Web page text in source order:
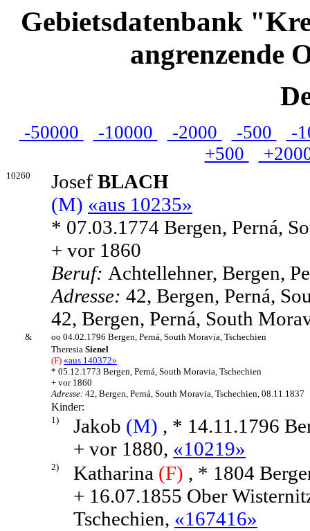
Gebietsdatenbank
angrenzende
-50000 -10000 -2000 -500
-
+500
10260 Josef BLACH
(M) «aus 10235»
* 07.03.1774 Bergen, Perná,
+ vor 1860
Beruf: Achtellehner, Bergen,
Adresse: 42, Bergen, Perná,
42, Bergen, Perná, South
&
oo 04.02.1796 Bergen, Perná, South Moravia, Tschechien
Theresia Sienel
(F) «aus 140372»
* 05.12.1773 Bergen, Perná, South Moravia, Tschechien
+ vor 1860
Adresse: 42, Bergen, Perná, South Moravia, Tschechien, 08.11.1837
Kinder:
1) Jakob (M) , * 14.11.1796
+ vor 1880, «10219»
2) Katharina (F) , * 1804
+ 16.07.1855 Ober
Tschechien, «167416»